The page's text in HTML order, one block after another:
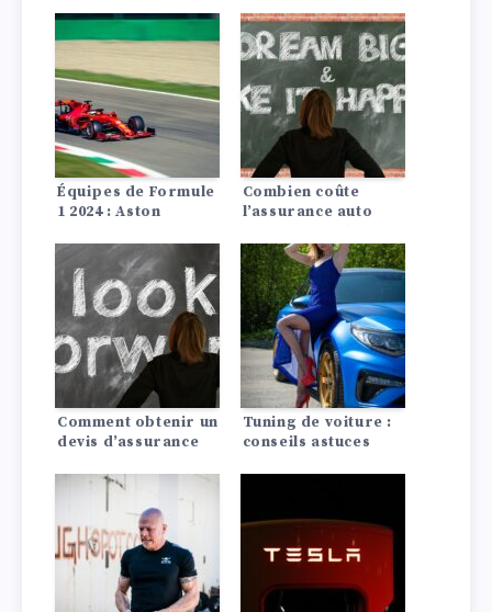
annonce une
nouvelle Vanquish
réactive.
entre les Lada?
Équipes de Formule
1 2024 : Aston
McLaren
Combien coûte
l’assurance auto
Comment obtenir un
devis d’assurance
Tuning de voiture :
conseils astuces